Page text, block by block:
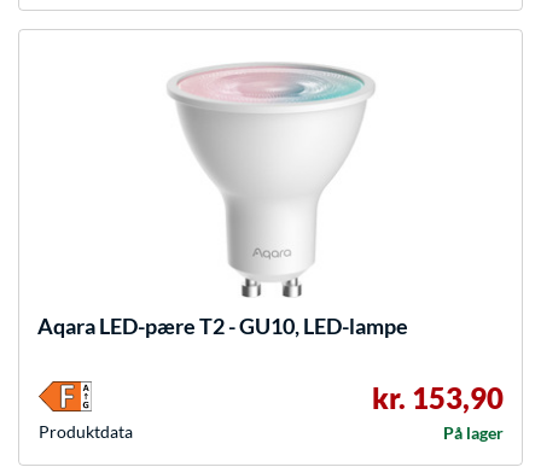
AqaraLED-pære T2 - GU10, LED-lampe
kr. 153,90
På lager
Produkt­data